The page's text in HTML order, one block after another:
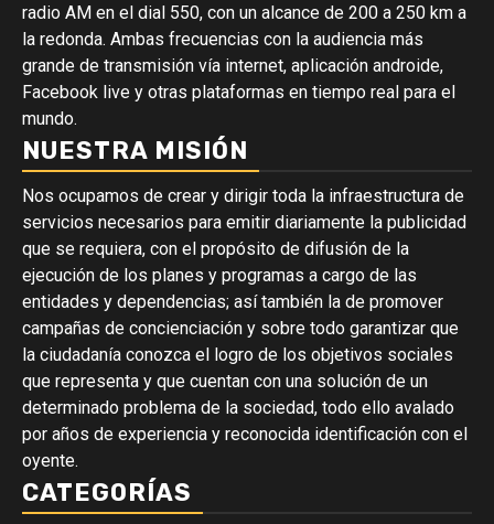
radio AM en el dial 550, con un alcance de 200 a 250 km a
la redonda. Ambas frecuencias con la audiencia más
grande de transmisión vía internet, aplicación androide,
Facebook live y otras plataformas en tiempo real para el
mundo.
NUESTRA MISIÓN
Nos ocupamos de crear y dirigir toda la infraestructura de
servicios necesarios para emitir diariamente la publicidad
que se requiera, con el propósito de difusión de la
ejecución de los planes y programas a cargo de las
entidades y dependencias; así también la de promover
campañas de concienciación y sobre todo garantizar que
la ciudadanía conozca el logro de los objetivos sociales
que representa y que cuentan con una solución de un
determinado problema de la sociedad, todo ello avalado
por años de experiencia y reconocida identificación con el
oyente.
CATEGORÍAS